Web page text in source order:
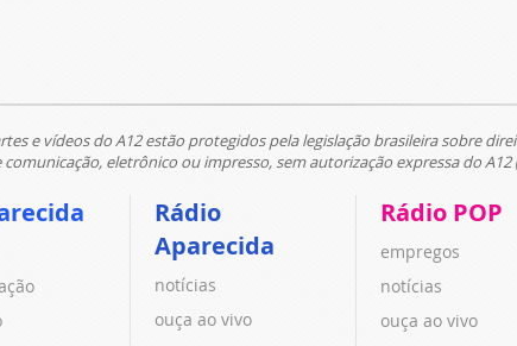
e vídeos do A12 estão protegidos pela legislação brasileira sobre
eletrônico ou impresso, sem autorização expressa do
Rádio
Aparecida
notícias
ouça ao vivo
Rádio POP
empregos
notícias
ouça ao vivo